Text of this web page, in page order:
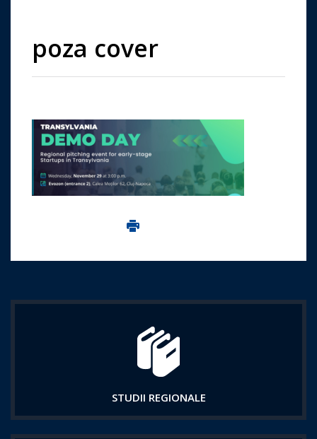
poza cover
Imprima aceasta pagina
STUDII REGIONALE